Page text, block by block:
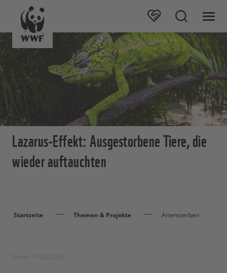
Lazarus-Effekt: Ausgestorbene Tiere, die
wieder auftauchten
Startseite Themen & Projekte Artensterben